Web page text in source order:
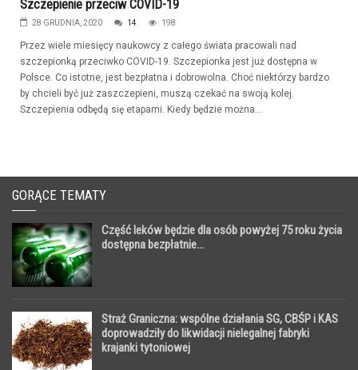
Szczepienie przeciw COVID-19
28 GRUDNIA, 2020 14 198
Przez wiele miesięcy naukowcy z całego świata pracowali nad
szczepionką przeciwko COVID-19. Szczepionka jest już dostępna w
Polsce. Co istotne, jest bezpłatna i dobrowolna. Choć niektórzy bardzo
by chcieli być już zaszczepieni, muszą czekać na swoją kolej.
Szczepienia odbędą się etapami. Kiedy będzie można...
GORĄCE TEMATY
Część leków będzie dla osób powyżej 75 roku życia
dostępna bezpłatnie...
Straż Graniczna: wspólne działania SG, CBŚP i KAS
doprowadziły do likwidacji nielegalnej fabryki
krajanki tytoniowej